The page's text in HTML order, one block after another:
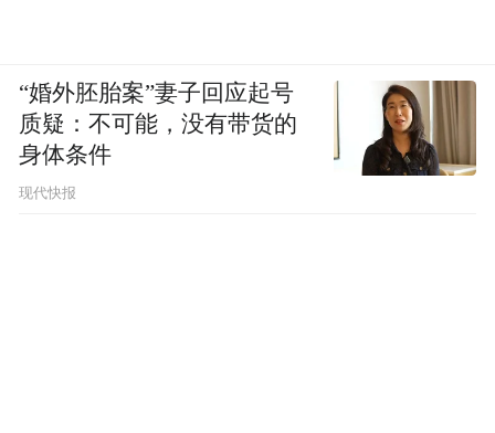
“婚外胚胎案”妻子回应起号
质疑：不可能，没有带货的
身体条件
现代快报